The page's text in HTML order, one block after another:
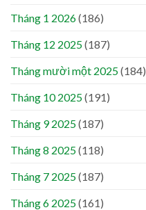
Tháng 1 2026(186)
Tháng 12 2025(187)
Tháng mười một 2025(184)
Tháng 10 2025(191)
Tháng 9 2025(187)
Tháng 8 2025(118)
Tháng 7 2025(187)
Tháng 6 2025(161)